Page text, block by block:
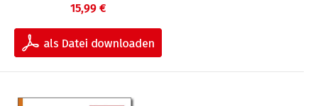
15,99 €